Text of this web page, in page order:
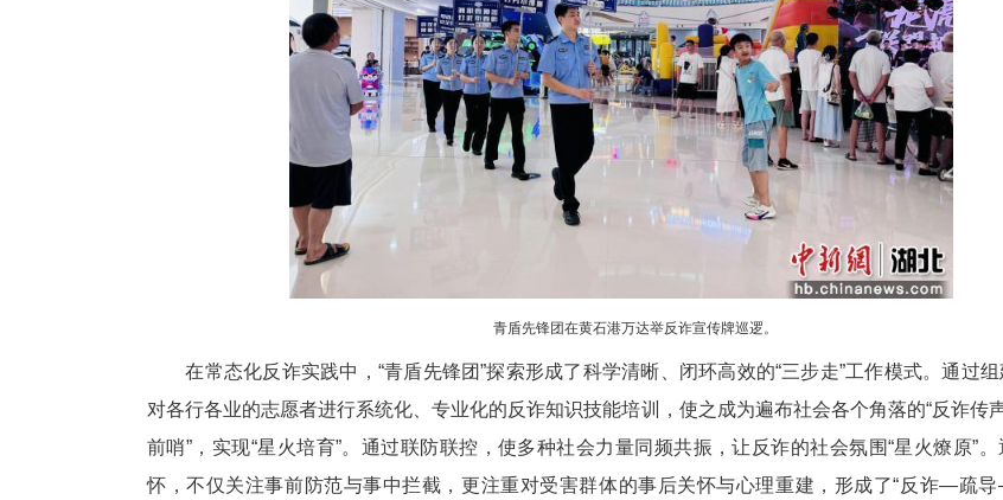
量，吸纳社区网格员、医护人员、银行从业者、高校师生、商超工作人员、
成功搭建起覆盖面广、响应高效、干预精准的警民协同全链条反诈志愿服务
层反诈治理新格局。